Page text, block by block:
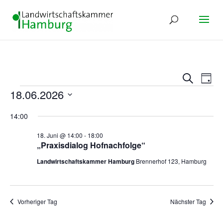
Suche
SucheTag
Veranstaltungen
18.06.2026
wählen.
14:00
„Praxisdialog Hofnachfolge“
18. Juni @ 14:00 - 18:00
Landwirtschaftskammer Hamburg Brennerhof 123, Hamburg
Vorheriger Tag Nächster Tag